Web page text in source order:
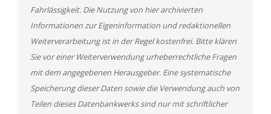
Fahrlässigkeit. Die Nutzung von hier archivierten
Informationen zur Eigeninformation und redaktionellen
Weiterverarbeitung ist in der Regel kostenfrei. Bitte klären
Sie vor einer Weiterverwendung urheberrechtliche Fragen
mit dem angegebenen Herausgeber. Eine systematische
Speicherung dieser Daten sowie die Verwendung auch von
Teilen dieses Datenbankwerks sind nur mit schriftlicher